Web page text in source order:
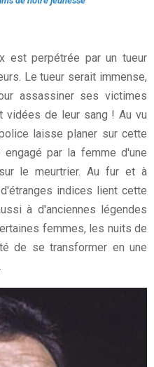
est perpétrée par un tueur
Le tueur serait immense,
assassiner ses victimes
vidées de leur sang ! Au vu
laisse planer sur cette
par la femme d'une
le meurtrier. Au fur et à
indices lient cette
à d'anciennes légendes
femmes, les nuits de
de se transformer en une